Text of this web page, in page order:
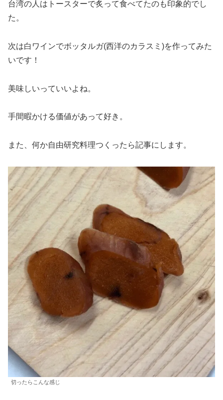
台湾の人はトースターで炙って食べてたのも印象的でし
た。
次は白ワインでボッタルガ(西洋のカラスミ)を作ってみた
いです！
美味しいっていいよね。
手間暇かける価値があって好き。
また、何か自由研究料理つくったら記事にします。
切ったらこんな感じ